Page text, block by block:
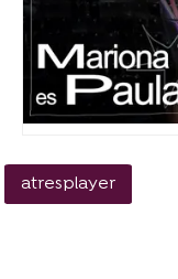
atresplayer